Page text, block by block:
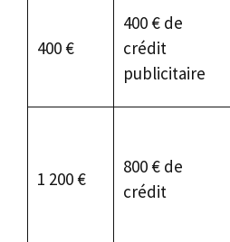
400 €
400 € de
crédit
publicitaire
1 200 €
800 € de
crédit